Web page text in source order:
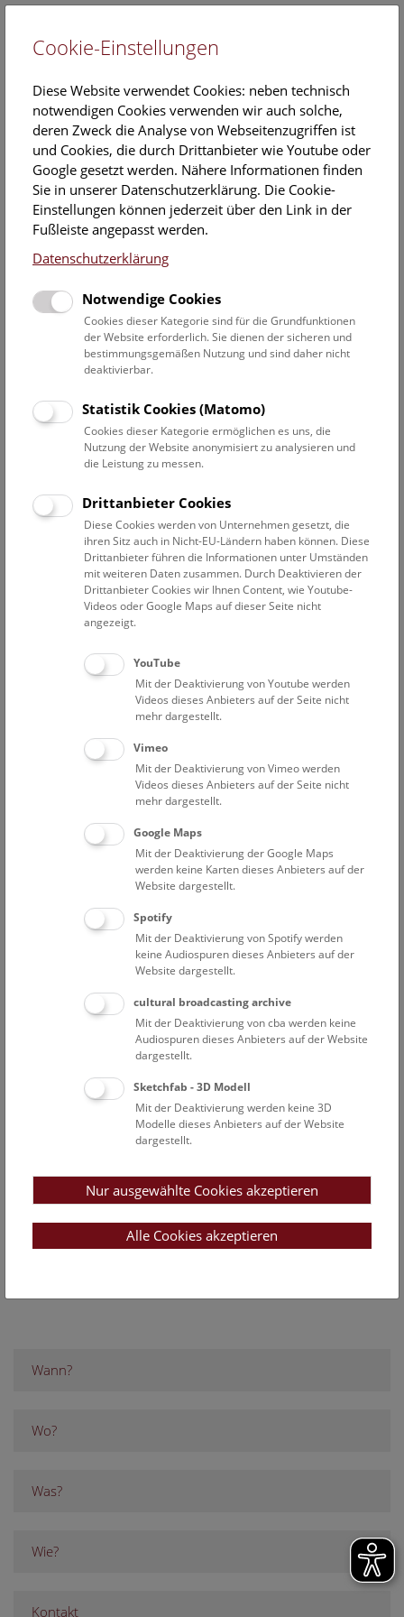
EN
Amphibien und Reptilien in
Österreich unter Beobachtung
Die Mitarbeiter*innen der Herpetologischen Sammlung
(Amphibien und Reptilien) sammeln seit 1982
Fundmeldungen der Amphibien- und Reptilienarten in
Österreich. Diese wichtigen Verbreitungsdaten werden in
der Herpetofaunistischen Datenbank Österreichs
dokumentiert.
Beim Sammeln von Funddaten sind wir auch auf Ihre
Mithilfe angewiesen. Bitte melden Sie Ihre Amphibien- bzw.
Reptilienbeobachtungen mit Foto (oder Tonaufnahme im
folgenden Plattformen:
observation.org
naturbeobachtung.at
Jede Meldung zählt! Wir freuen uns auf ihre Beobachtungen,
vielen Dank für Ihre Unterstützung!
Bei Fragen dazu oder falls Sie größere Datenmengen zu
Amphibien und Reptilien in Österreich haben, nehmen Sie
bitte direkt mit uns Kontakt auf:
Sie haben Cookies des Drittanbieters
geladen. Sie können dies in den Cookie
Einstellungen ändern.
Cookie Einstellungen
Zum Mitmachen und Melden ihrer Beobachtungen sind alle
Menschen aufgerufen, die in Österreich Amphibien oder
Reptilien beobachten.
Wann?
Wo?
Was?
Wie?
Kontakt
Cookie-Einstellungen
Diese Website verwendet Cookies: neben technisch
notwendigen Cookies verwenden wir auch solche,
deren Zweck die Analyse von Webseitenzugriffen ist
und Cookies, die durch Drittanbieter wie Youtube oder
Google gesetzt werden. Nähere Informationen finden
Sie in unserer Datenschutzerklärung. Die Cookie-
Einstellungen können jederzeit über den Link in der
Fußleiste angepasst werden.
Datenschutzerklärung
Notwendige Cookies
Cookies dieser Kategorie sind für die Grundfunktionen
der Website erforderlich. Sie dienen der sicheren und
bestimmungsgemäßen Nutzung und sind daher nicht
deaktivierbar.
Statistik Cookies (Matomo)
Cookies dieser Kategorie ermöglichen es uns, die
Nutzung der Website anonymisiert zu analysieren und
die Leistung zu messen.
Drittanbieter Cookies
Diese Cookies werden von Unternehmen gesetzt, die
ihren Sitz auch in Nicht-EU-Ländern haben können. Diese
Drittanbieter führen die Informationen unter Umständen
mit weiteren Daten zusammen. Durch Deaktivieren der
Drittanbieter Cookies wir Ihnen Content, wie Youtube-
Videos oder Google Maps auf dieser Seite nicht
angezeigt.
YouTube
Mit der Deaktivierung von Youtube werden
Videos dieses Anbieters auf der Seite nicht
mehr dargestellt.
Vimeo
Mit der Deaktivierung von Vimeo werden
Videos dieses Anbieters auf der Seite nicht
mehr dargestellt.
Google Maps
Mit der Deaktivierung der Google Maps
werden keine Karten dieses Anbieters auf der
Website dargestellt.
Spotify
Mit der Deaktivierung von Spotify werden
keine Audiospuren dieses Anbieters auf der
Website dargestellt.
cultural broadcasting archive
Mit der Deaktivierung von cba werden keine
Audiospuren dieses Anbieters auf der Website
dargestellt.
Sketchfab - 3D Modell
Mit der Deaktivierung werden keine 3D
Modelle dieses Anbieters auf der Website
dargestellt.
Nur ausgewählte Cookies akzeptieren
Alle Cookies akzeptieren